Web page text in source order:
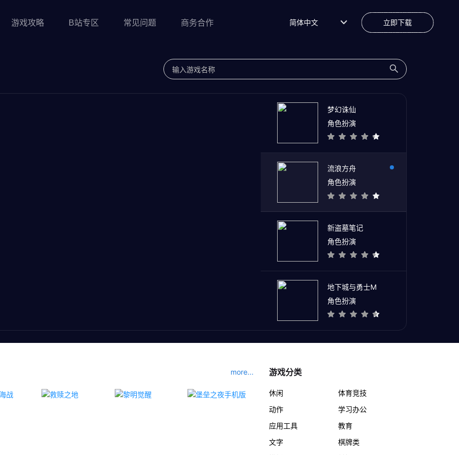
游戏攻略 B站专区 常见问题 商务合作 简体中文 立即下载
梦幻诛仙
角色扮演
流浪方舟
角色扮演
新盗墓笔记
角色扮演
地下城与勇士M
角色扮演
more... 游戏分类
休闲
体育竞技
动作
学习办公
应用工具
教育
文字
棋牌类